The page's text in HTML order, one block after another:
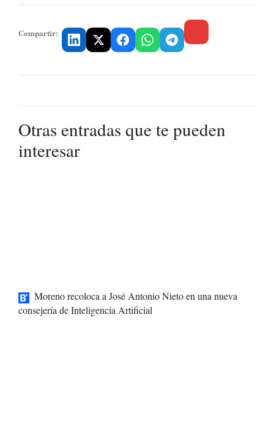
Compartir:
Otras entradas que te pueden
interesar
Moreno recoloca a José Antonio Nieto en una nueva
consejería de Inteligencia Artificial